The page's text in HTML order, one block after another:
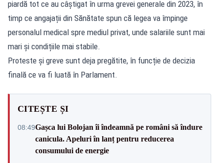
piardă tot ce au câștigat în urma grevei generale din 2023, în
timp ce angajații din Sănătate spun că legea va împinge
personalul medical spre mediul privat, unde salariile sunt mai
mari și condițiile mai stabile.
Proteste și greve sunt deja pregătite, în funcție de decizia
finală ce va fi luată în Parlament.
CITEȘTE ȘI
08:49Gașca lui Bolojan îi îndeamnă pe români să îndure
canicula. Apeluri în lanț pentru reducerea
consumului de energie